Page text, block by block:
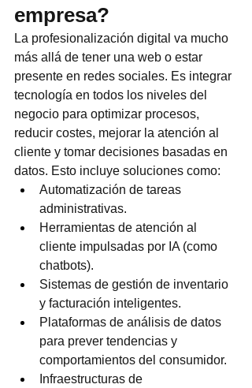
empresa?
La profesionalización digital va mucho
más allá de tener una web o estar
presente en redes sociales. Es integrar
tecnología en todos los niveles del
negocio para optimizar procesos,
reducir costes, mejorar la atención al
cliente y tomar decisiones basadas en
datos. Esto incluye soluciones como:
Automatización de tareas
administrativas.
Herramientas de atención al
cliente impulsadas por IA (como
chatbots).
Sistemas de gestión de inventario
y facturación inteligentes.
Plataformas de análisis de datos
para prever tendencias y
comportamientos del consumidor.
Infraestructuras de